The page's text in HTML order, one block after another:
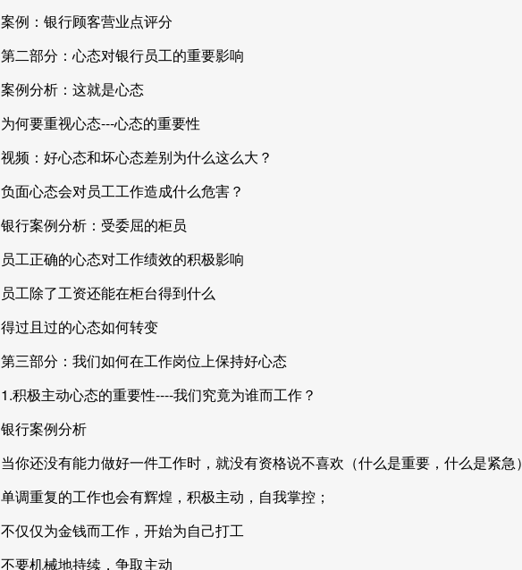
案例：银行顾客营业点评分
第二部分：心态对银行员工的重要影响
案例分析：这就是心态
为何要重视心态---心态的重要性
视频：好心态和坏心态差别为什么这么大？
负面心态会对员工工作造成什么危害？
银行案例分析：受委屈的柜员
员工正确的心态对工作绩效的积极影响
员工除了工资还能在柜台得到什么
得过且过的心态如何转变
第三部分：我们如何在工作岗位上保持好心态
1.积极主动心态的重要性----我们究竟为谁而工作？
银行案例分析
当你还没有能力做好一件工作时，就没有资格说不喜欢（什么是重要，什么是紧急）
单调重复的工作也会有辉煌，积极主动，自我掌控；
不仅仅为金钱而工作，开始为自己打工
不要机械地持续，争取主动